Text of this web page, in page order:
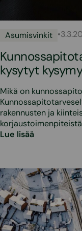
Asumisvinkit •
kysytyt
Mikä on
rakennusten ja
Lue lisää